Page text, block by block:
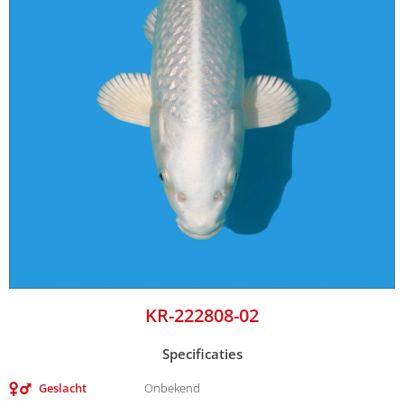
KR-222808-02
Specificaties
Geslacht
Onbekend